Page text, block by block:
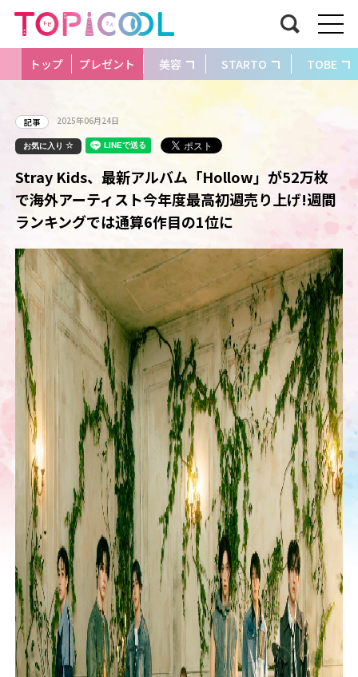
トップ プレゼント 美容 STARTO TOBE
記事 2025年06月24日
お気に入り
Stray Kids、最新アルバム「Hollow」が52万枚
で海外アーティスト今年度最高初週売り上げ!週間
ランキングでは通算6作目の1位に